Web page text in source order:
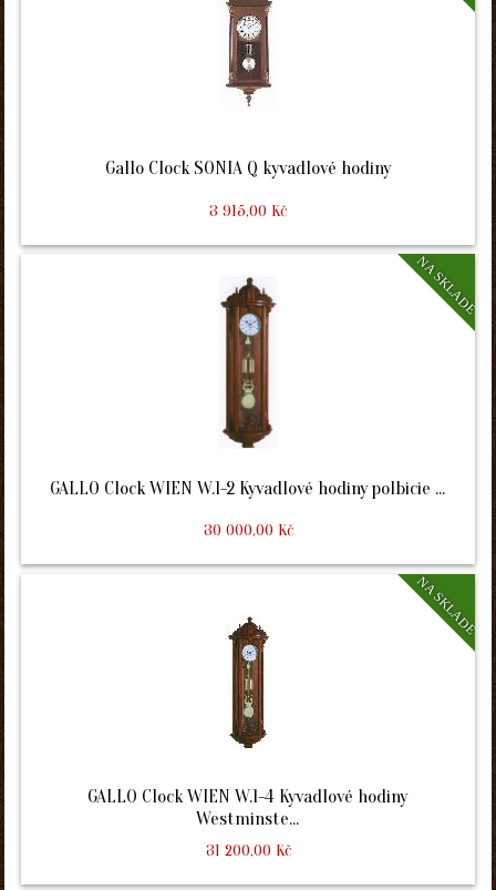
Gallo Clock SONIA Q kyvadlové hodiny
3 915,00 Kč
NA SKLADE
GALLO Clock WIEN W.1-2 Kyvadlové hodiny polbicie ...
30 000,00 Kč
NA SKLADE
GALLO Clock WIEN W.1-4 Kyvadlové hodiny
Westminste...
31 200,00 Kč